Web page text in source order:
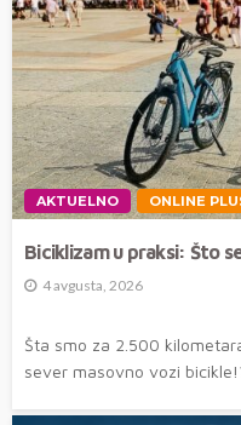
AKTUELNO ONLINE
Biciklizam u praksi: Što
4 avgusta, 2026
Šta smo za 2.500
sever masovno vozi